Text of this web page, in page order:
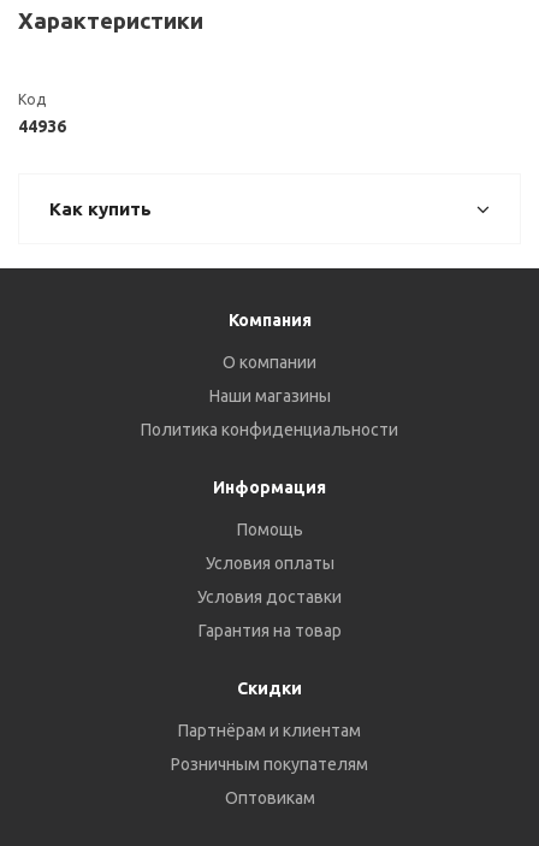
Характеристики
Код
44936
Как купить
Компания
О компании
Наши магазины
Политика конфиденциальности
Информация
Помощь
Условия оплаты
Условия доставки
Гарантия на товар
Скидки
Партнёрам и клиентам
Розничным покупателям
Оптовикам